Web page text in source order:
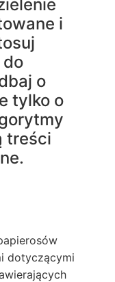
i
o
tylko o
treści
dotyczącymi